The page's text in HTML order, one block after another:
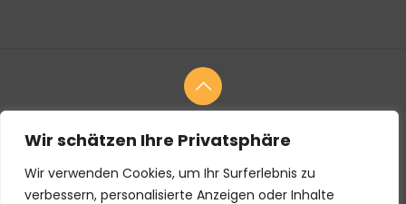
Wir schätzen Ihre Privatsphäre
Wir verwenden Cookies, um Ihr Surferlebnis zu
verbessern, personalisierte Anzeigen oder Inhalte
© 2026TierbestattungSchönhalde Tierbestattung
Fotos:Bildquellen|Blog| Webdesign:Bektech Digital
Impressum